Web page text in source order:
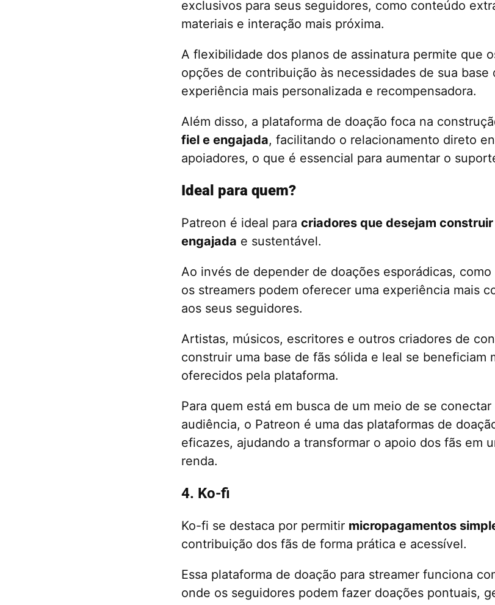
exclusivos para seus seguidores, como conteúdo
materiais e interação mais próxima.
A flexibilidade dos planos de assinatura permite que
opções de contribuição às necessidades de sua base
experiência mais personalizada e recompensadora.
Além disso, a plataforma de doação foca na
fiel e engajada, facilitando o relacionamento direto
apoiadores, o que é essencial para aumentar o
Ideal para quem?
Patreon é ideal para criadores que desejam
engajada e sustentável.
Ao invés de depender de doações esporádicas,
os streamers podem oferecer uma experiência mais
aos seus seguidores.
Artistas, músicos, escritores e outros criadores de
construir uma base de fãs sólida e leal se beneficiam
oferecidos pela plataforma.
Para quem está em busca de um meio de se
audiência, o Patreon é uma das plataformas de
eficazes, ajudando a transformar o apoio dos fãs em
renda.
4. Ko-fi
Ko-fi se destaca por permitir micropagamentos
contribuição dos fãs de forma prática e acessível.
Essa plataforma de doação para streamer funciona
onde os seguidores podem fazer doações pontuais,